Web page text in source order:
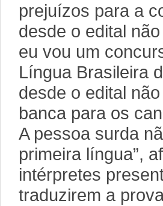
prejuízos para a
desde o edital
eu vou um
Língua Brasileira
desde o edital
banca para os
A pessoa surda
primeira língua”,
intérpretes
traduzirem a